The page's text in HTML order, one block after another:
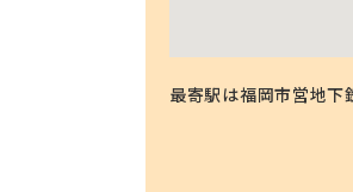
最寄駅は福岡市営地下